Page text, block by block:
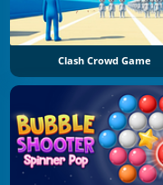
Clash Crowd Game